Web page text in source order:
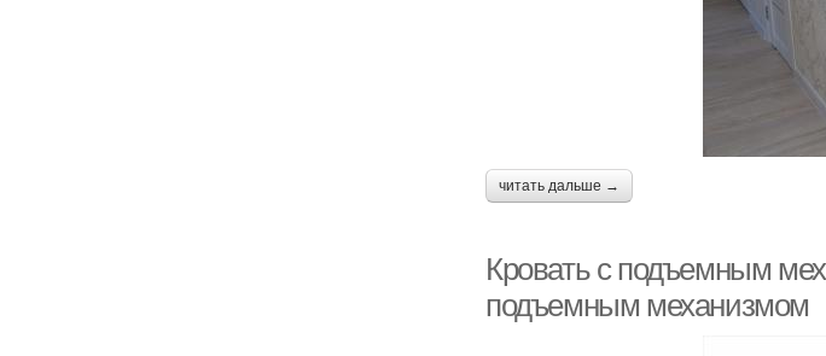
читать дальше →
Кровать с подъемным
подъемным механизмом